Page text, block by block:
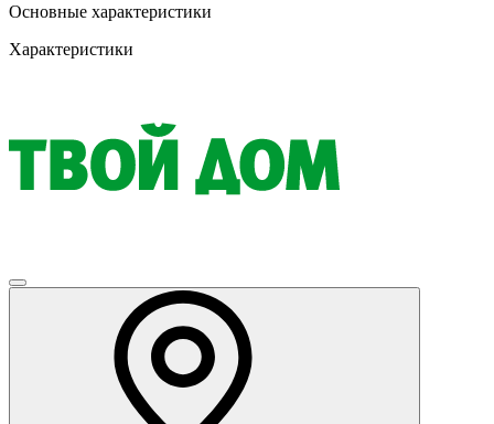
Основные характеристики
Характеристики